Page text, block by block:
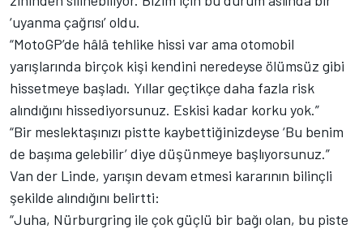
‘uyanma çağrısı’ oldu.
“MotoGP’de hâlâ tehlike hissi var ama otomobil
yarışlarında birçok kişi kendini neredeyse ölümsüz gibi
hissetmeye başladı. Yıllar geçtikçe daha fazla risk
alındığını hissediyorsunuz. Eskisi kadar korku yok.”
“Bir meslektaşınızı pistte kaybettiğinizdeyse ‘Bu benim
de başıma gelebilir’ diye düşünmeye başlıyorsunuz.”
Van der Linde, yarışın devam etmesi kararının bilinçli
şekilde alındığını belirtti:
“Juha, Nürburgring ile çok güçlü bir bağı olan, bu piste